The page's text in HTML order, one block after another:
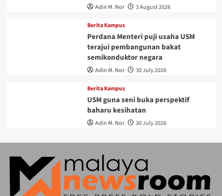
Adin M. Nor 3 August 2026
Berita Kampus
Perdana Menteri puji usaha USM
terajui pembangunan bakat
semikonduktor negara
Adin M. Nor 30 July 2026
Berita Kampus
USM guna seni buka perspektif
baharu kesihatan
Adin M. Nor 30 July 2026